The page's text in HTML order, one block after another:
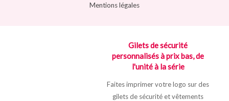
Mentions légales
Gilets de sécurité
personnalisés à prix bas, de
l'unité à la série
Faites imprimer votre logo sur des
gilets de sécurité et vêtements